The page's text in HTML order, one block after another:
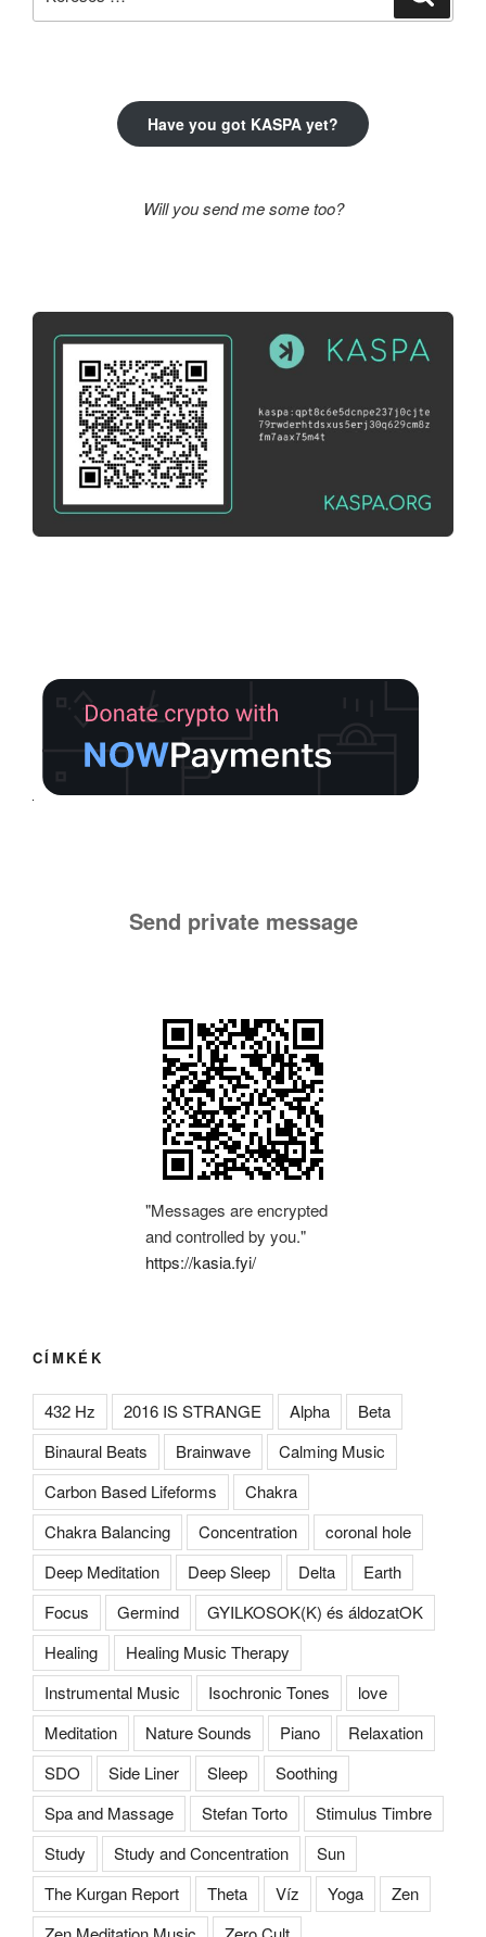
Have you got KASPA yet?
Will you send me some too?
Send private message
"Messages are encrypted
and controlled by you."
https://kasia.fyi/
CÍMKÉK
432 Hz 2016 IS STRANGE Alpha
Beta
Binaural Beats
Brainwave
Calming Music
Carbon Based Lifeforms
Chakra
Chakra Balancing
Concentration
coronal hole
Deep Meditation
Deep Sleep Delta
Earth
Focus
Germind
GYILKOSOK(K) és áldozatOK
Healing
Healing Music Therapy
Instrumental Music
Isochronic Tones
love
Meditation
Nature Sounds Piano
Relaxation
SDO
Side Liner Sleep
Soothing
Spa and Massage
Stefan Torto
Stimulus Timbre
Study
Study and Concentration
Sun
The Kurgan Report
Theta Víz Yoga
Zen